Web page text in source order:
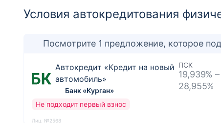
Условия автокредитования
Посмотрите 1 предложение, которое
Автокредит «Кредит на новый
автомобиль»
Банк «Курган»
ПСК
19,939% –
28,955%
Не подходит первый взнос
Лиц. №2568